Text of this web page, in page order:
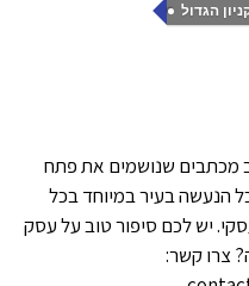
הגדול ,
מכתבים שנושמים את פתח
הנעשה בעיר במיוחד בכל
יש לכם סיפור טוב על עסק
צרו קשר: